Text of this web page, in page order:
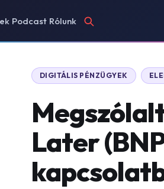
Podcast Rólunk
DIGITÁLIS PÉNZÜGYEK
Later